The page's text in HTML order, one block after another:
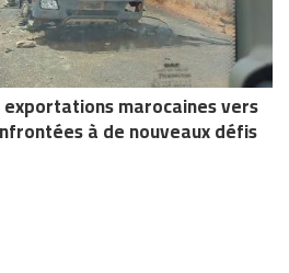
marocaines vers
à de nouveaux défis